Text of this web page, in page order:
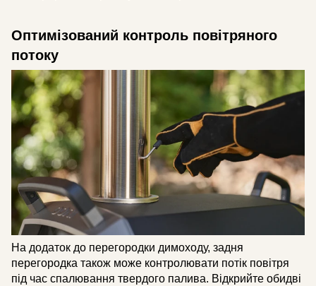
Оптимізований контроль повітряного
потоку
На додаток до перегородки димоходу, задня
перегородка також може контролювати потік повітря
під час спалювання твердого палива. Відкрийте обидві